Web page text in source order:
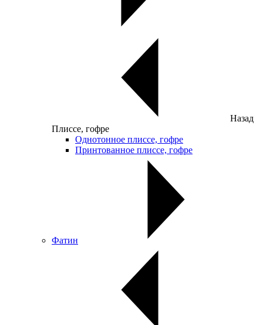
Назад
Плиссе, гофре
Однотонное плиссе, гофре
Принтованное плиссе, гофре
Фатин